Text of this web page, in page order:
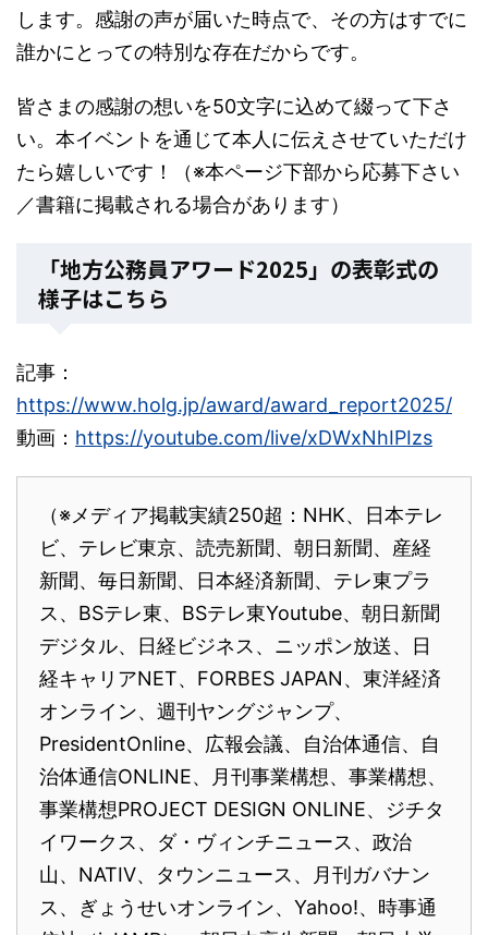
します。感謝の声が届いた時点で、その方はすでに
誰かにとっての特別な存在だからです。
皆さまの感謝の想いを50文字に込めて綴って下さ
い。本イベントを通じて本人に伝えさせていただけ
たら嬉しいです！（※本ページ下部から応募下さい
／書籍に掲載される場合があります）
「地方公務員アワード2025」の表彰式の
様子はこちら
記事：
https://www.holg.jp/award/award_report2025/
動画： https://youtube.com/live/xDWxNhIPIzs
（※メディア掲載実績250超：NHK、日本テレ
ビ、テレビ東京、読売新聞、朝日新聞、産経
新聞、毎日新聞、日本経済新聞、テレ東プラ
ス、BSテレ東、BSテレ東Youtube、朝日新聞
デジタル、日経ビジネス、ニッポン放送、日
経キャリアNET、FORBES JAPAN、東洋経済
オンライン、週刊ヤングジャンプ、
PresidentOnline、広報会議、自治体通信、自
治体通信ONLINE、月刊事業構想、事業構想、
事業構想PROJECT DESIGN ONLINE、ジチタ
イワークス、ダ・ヴィンチニュース、政治
山、NATIV、タウンニュース、月刊ガバナン
ス、ぎょうせいオンライン、Yahoo!、時事通